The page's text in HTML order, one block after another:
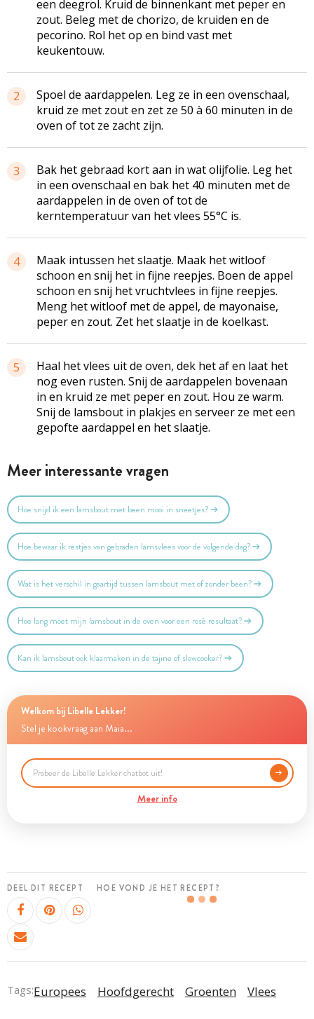
een deegrol. Kruid de binnenkant met peper en
zout. Beleg met de chorizo, de kruiden en de
pecorino. Rol het op en bind vast met
keukentouw.
2
Spoel de aardappelen. Leg ze in een ovenschaal,
kruid ze met zout en zet ze 50 à 60 minuten in de
oven of tot ze zacht zijn.
3
Bak het gebraad kort aan in wat olijfolie. Leg het
in een ovenschaal en bak het 40 minuten met de
aardappelen in de oven of tot de
kerntemperatuur van het vlees 55°C is.
4
Maak intussen het slaatje. Maak het witloof
schoon en snij het in fijne reepjes. Boen de appel
schoon en snij het vruchtvlees in fijne reepjes.
Meng het witloof met de appel, de mayonaise,
peper en zout. Zet het slaatje in de koelkast.
5
Haal het vlees uit de oven, dek het af en laat het
nog even rusten. Snij de aardappelen bovenaan
in en kruid ze met peper en zout. Hou ze warm.
Snij de lamsbout in plakjes en serveer ze met een
gepofte aardappel en het slaatje.
Meer interessante vragen
Hoe snijd ik een lamsbout met been mooi in sneetjes?
Hoe bewaar ik restjes van gebraden lamsvlees voor de volgende dag?
Wat is het verschil in gaartijd tussen lamsbout met of zonder been?
Hoe lang moet mijn lamsbout in de oven voor een rosé resultaat?
Kan ik lamsbout ook klaarmaken in de tajine of slowcooker?
Welkom bij Libelle Lekker!
Stel je kookvraag aan Maia...
Meer info
DEEL DIT RECEPT HOE VOND JE HET RECEPT?
Tags:Europees Hoofdgerecht Groenten Vlees